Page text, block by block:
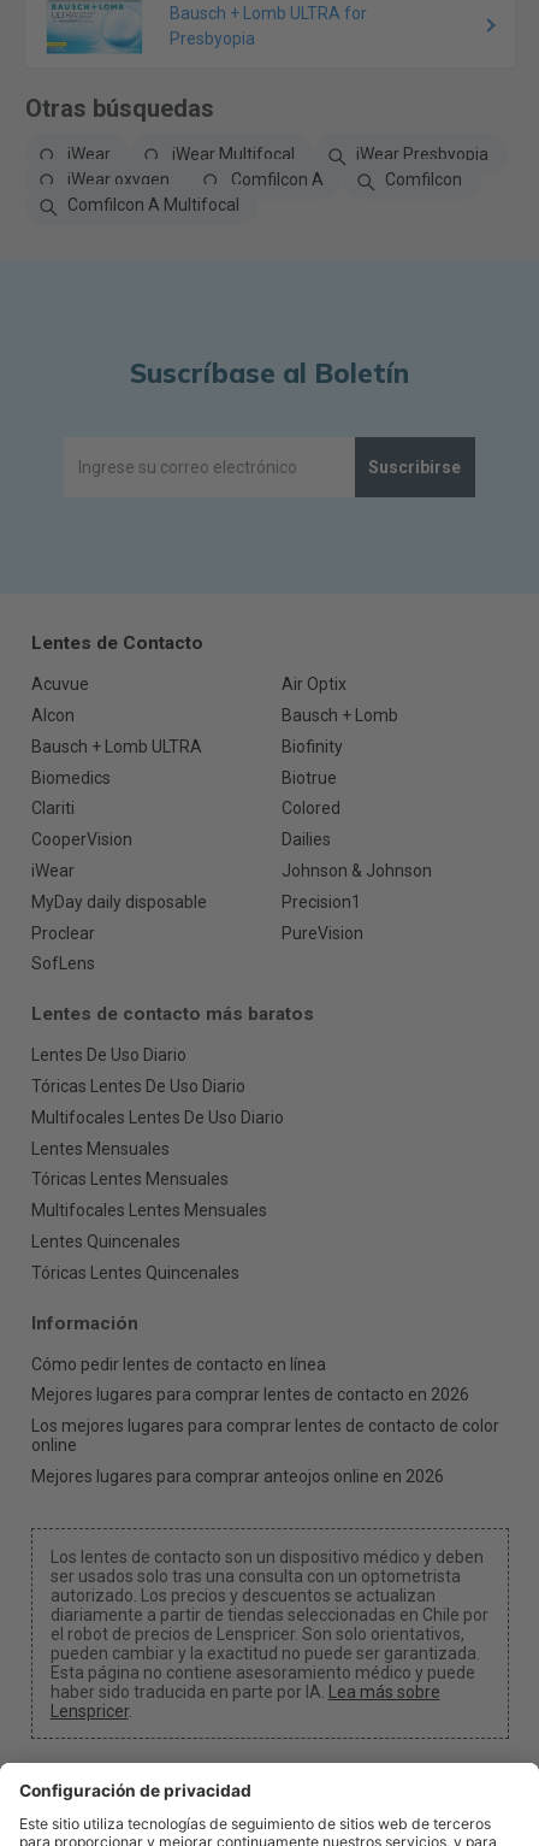
Bausch + Lomb ULTRA for
Presbyopia
Otras búsquedas
iWear iWear Multifocal
iWear Presbyopia
iWear oxygen
Comfilcon A
Comfilcon
Comfilcon A Multifocal
Suscríbase al Boletín
Suscribirse
Lentes de Contacto
Acuvue
Air Optix
Alcon
Bausch + Lomb
Bausch + Lomb ULTRA
Biofinity
Biomedics
Biotrue
Clariti
Colored
CooperVision
Dailies
iWear
Johnson & Johnson
MyDay daily disposable
Precision1
Proclear
PureVision
SofLens
Lentes de contacto más baratos
Lentes De Uso Diario
Tóricas Lentes De Uso Diario
Multifocales Lentes De Uso Diario
Lentes Mensuales
Tóricas Lentes Mensuales
Multifocales Lentes Mensuales
Lentes Quincenales
Tóricas Lentes Quincenales
Información
Cómo pedir lentes de contacto en línea
Mejores lugares para comprar lentes de contacto en 2026
Los mejores lugares para comprar lentes de contacto de color
online
Mejores lugares para comprar anteojos online en 2026
Los lentes de contacto son un dispositivo médico y deben
ser usados solo tras una consulta con un optometrista
autorizado. Los precios y descuentos se actualizan
diariamente a partir de tiendas seleccionadas en Chile por
el robot de precios de Lenspricer. Son solo orientativos,
pueden cambiar y la exactitud no puede ser garantizada.
Esta página no contiene asesoramiento médico y puede
haber sido traducida en parte por IA.
Lea más sobre
Lenspricer.